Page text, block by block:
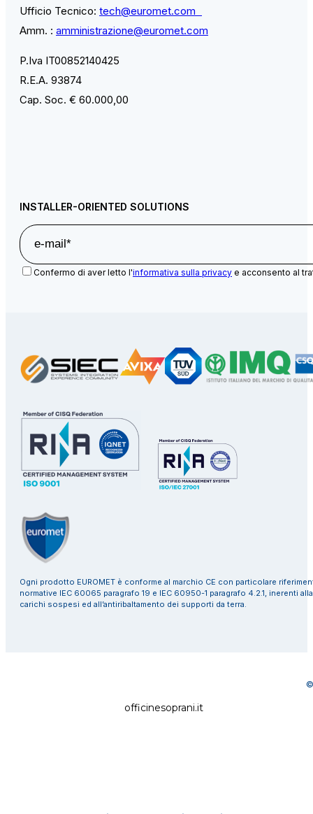
Ufficio Tecnico: tech@euromet.com
Amm. : amministrazione@euromet.com
P.Iva IT00852140425
R.E.A. 93874
Cap. Soc. € 60.000,00
INSTALLER-ORIENTED SOLUTIONS
Confermo di aver letto l'informativa sulla privacy e acconsento al
Ogni prodotto EUROMET è conforme al marchio CE con particolare
normative IEC 60065 paragrafo 19 e IEC 60950-1 paragrafo 4.2.1, inerenti
carichi sospesi ed all’antiribaltamento dei supporti da terra.
©
officinesoprani.it